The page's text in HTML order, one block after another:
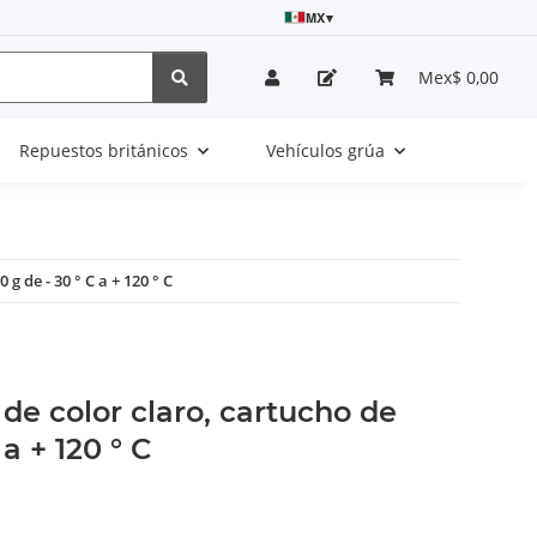
MX▾
Mex$ 0,00
Repuestos británicos Vehículos grúa
de - 30 ° C a + 120 ° C
color claro, cartucho de
+ 120 ° C